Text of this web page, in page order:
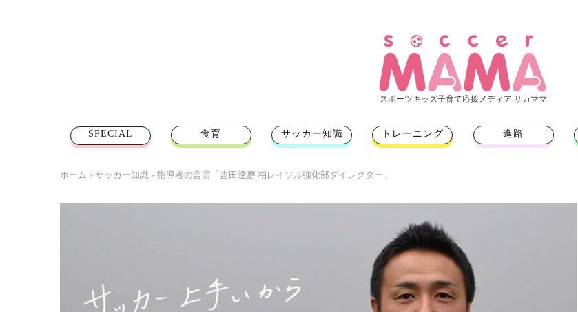
スポーツキッズ子育て応援メディア サカママ
SPECIAL 食育 サッカー知識 トレーニング 進路
ホーム » サッカー知識 » 指導者の言霊「吉田達磨 柏レイソル強化部ダイレクター」